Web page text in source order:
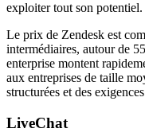
exploiter tout son potentiel.
Le prix de Zendesk est
intermédiaires, autour de
enterprise montent
aux entreprises de taille
structurées et des
LiveChat